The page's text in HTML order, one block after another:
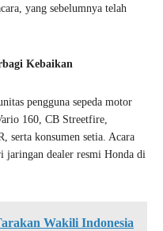
yang sebelumnya telah
Kebaikan
pengguna sepeda motor
160, CB Streetfire,
serta konsumen setia. Acara
jaringan dealer resmi Honda di
Wakili Indonesia